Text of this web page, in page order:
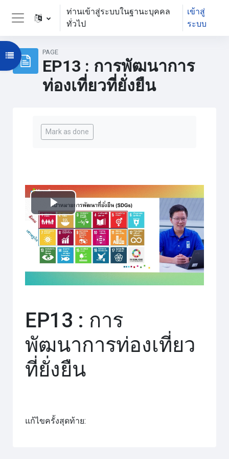
ข้ามไปที่เนื้อหาหลัก
Side panel
ท่านเข้าสู่ระบบในฐานะบุคคล
ทั่วไป
เข้าสู่
ระบบ
PAGE
EP13 : การพัฒนาการ
ท่องเที่ยวที่ยั่งยืน
Open course index
Mark as done
เล่น
วิดีโอ
EP13 : การ
พัฒนาการท่องเที่ยว
ที่ยั่งยืน
แก้ไขครั้งสุดท้าย: